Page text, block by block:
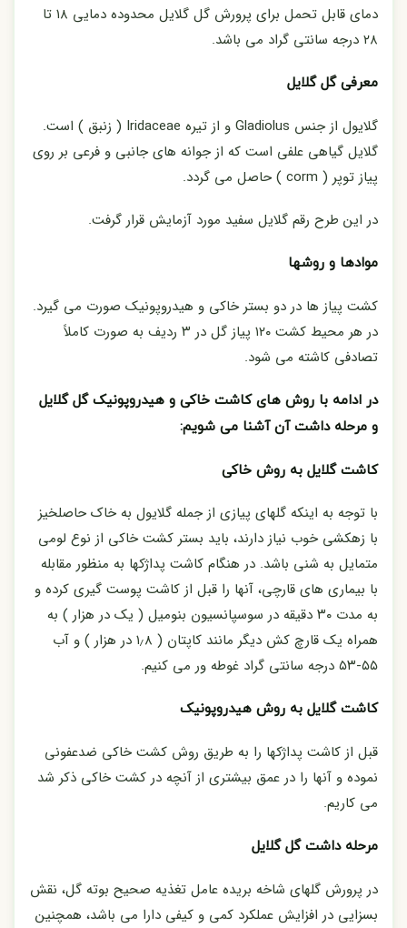
دمای قابل تحمل برای پرورش گل گلایل محدوده دمایی ۱۸ تا
۲۸ درجه سانتی گراد می باشد.
معرفی گل گلایل
گلایول از جنس Gladiolus و از تیره Iridaceae ( زنبق ) است.
گلایل گیاهی علفی است که از جوانه های جانبی و فرعی بر روی
پیاز توپر ( corm ) حاصل می گردد.
در این طرح رقم گلایل سفید مورد آزمایش قرار گرفت.
موادها و روشها
کشت پیاز ها در دو بستر خاکی و هیدروپونیک صورت می گیرد.
در هر محیط کشت ۱۲۰ پیاز گل در ۳ ردیف به صورت کاملاً
تصادفی کاشته می شود.
در ادامه با روش های کاشت خاکی و هیدروپونیک گل گلایل
و مرحله داشت آن آشنا می شویم:
کاشت گلایل به روش خاکی
با توجه به اینکه گلهای پیازی از جمله گلایول به خاک حاصلخیز
با زهکشی خوب نیاز دارند، باید بستر کشت خاکی از نوع لومی
متمایل به شنی باشد. در هنگام کاشت پداژکها به منظور مقابله
با بیماری های قارچی، آنها را قبل از کاشت پوست گیری کرده و
به مدت ۳۰ دقیقه در سوسپانسیون بنومیل ( یک در هزار ) به
همراه یک قارچ کش دیگر مانند کاپتان ( ۱٫۸ در هزار ) و آب
۵۵-۵۳ درجه سانتی گراد غوطه ور می کنیم.
کاشت گلایل به روش هیدروپونیک
قبل از کاشت پداژکها را به طریق روش کشت خاکی ضدعفونی
نموده و آنها را در عمق بیشتری از آنچه در کشت خاکی ذکر شد
می کاریم.
مرحله داشت گل گلایل
در پرورش گلهای شاخه بریده عامل تغذیه صحیح بوته گل، نقش
بسزایی در افزایش عملکرد کمی و کیفی دارا می باشد، همچنین